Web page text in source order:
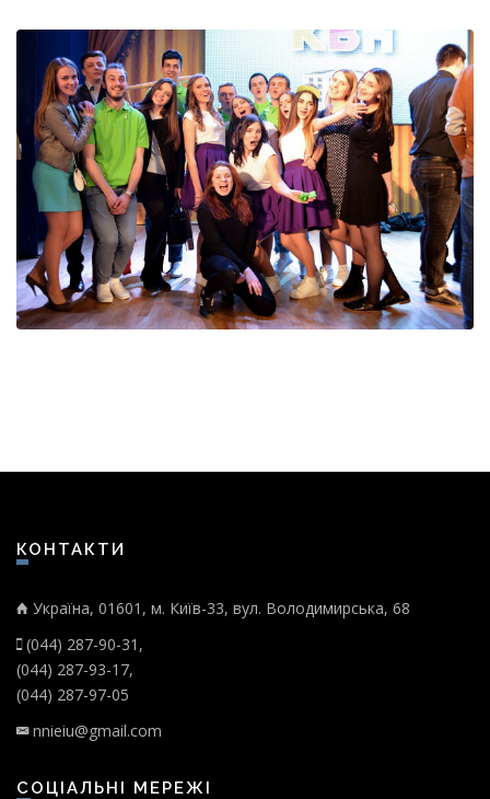
ДИВИТИСЬ
КОНТАКТИ
Україна, 01601, м. Київ-33, вул. Володимирська, 68
(044) 287-90-31,
(044) 287-93-17,
(044) 287-97-05
nnieiu@gmail.com
СОЦІАЛЬНІ МЕРЕЖІ